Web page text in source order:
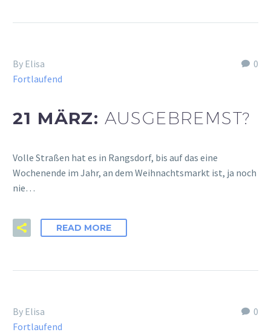
0
By Elisa
Fortlaufend
21 MÄRZ: AUSGEBREMST?
Volle Straßen hat es in Rangsdorf, bis auf das eine
Wochenende im Jahr, an dem Weihnachtsmarkt ist, ja noch
nie…
READ MORE
0
By Elisa
Fortlaufend